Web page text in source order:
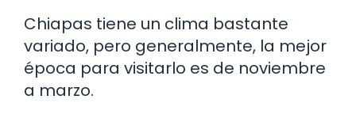
Chiapas tiene un clima bastante
variado, pero generalmente, la mejor
época para visitarlo es de noviembre
a marzo.